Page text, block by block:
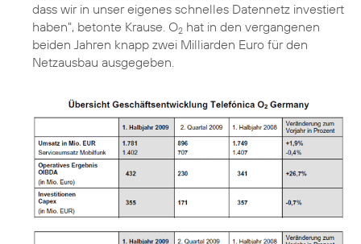
dass wir in unser eigenes schnelles Datennetz investiert
haben", betonte Krause. O2 hat in den vergangenen
beiden Jahren knapp zwei Milliarden Euro für den
Netzausbau ausgegeben.